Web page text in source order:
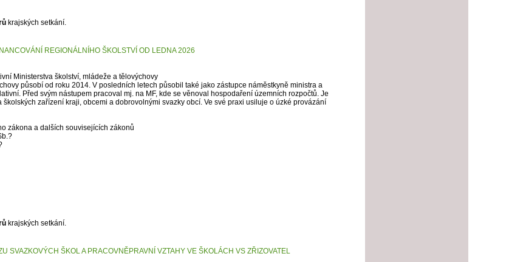
krajských setkání.
REGIONÁLNÍHO ŠKOLSTVÍ OD LEDNA 2026
Ministerstva školství, mládeže a tělovýchovy
působí od roku 2014. V posledních letech působil také jako zástupce náměstkyně ministra a
Před svým nástupem pracoval mj. na MF, kde se věnoval hospodaření územních rozpočtů. Je
zařízení kraji, obcemi a dobrovolnými svazky obcí. Ve své praxi usiluje o úzké provázání
zákona a dalších souvisejících zákonů
krajských setkání.
SVAZKOVÝCH ŠKOL A PRACOVNĚPRAVNÍ VZTAHY VE ŠKOLÁCH VS ZŘIZOVATEL